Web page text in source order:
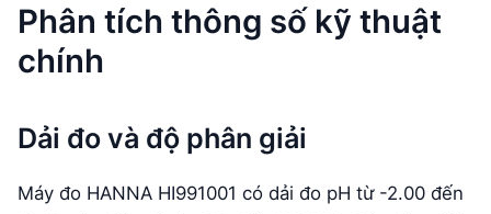
Phân tích thông số kỹ thuật
chính
Dải đo và độ phân giải
Máy đo HANNA HI991001 có dải đo pH từ -2.00 đến